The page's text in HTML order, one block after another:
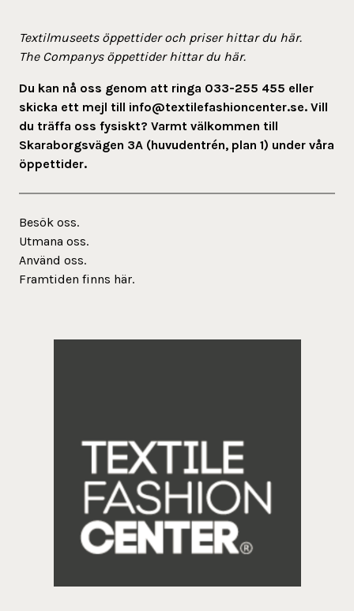
Textilmuseets öppettider och priser hittar du här.
The Companys öppettider hittar du här.
Du kan nå oss genom att ringa 033-255 455 eller
skicka ett mejl till info@textilefashioncenter.se. Vill
du träffa oss fysiskt? Varmt välkommen till
Skaraborgsvägen 3A (huvudentrén, plan 1) under våra
öppettider.
Besök oss.
Utmana oss.
Använd oss.
Framtiden finns här.